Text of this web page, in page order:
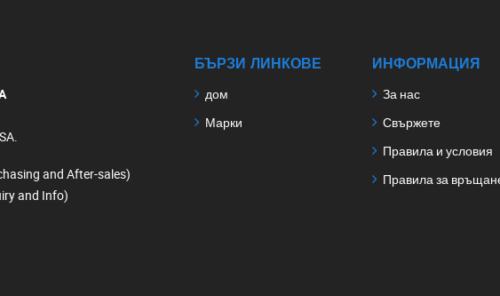
and After-sales)
and Info)
БЪРЗИ ЛИНКОВЕ
дом
Марки
ИНФОРМАЦИЯ
За нас
Свържете
Правила и условия
Правила за